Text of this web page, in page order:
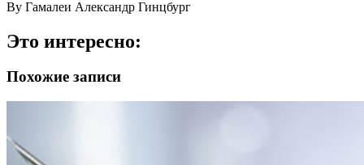
By Гамалеи Александр Гинцбург
Это интересно:
Похожие записи